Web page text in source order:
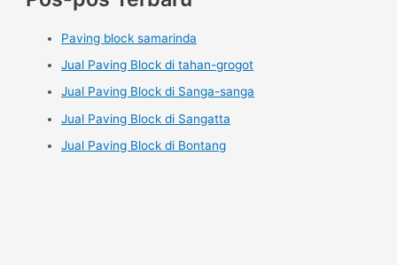
Paving block samarinda
Jual Paving Block di tahan-grogot
Jual Paving Block di Sanga-sanga
Jual Paving Block di Sangatta
Jual Paving Block di Bontang